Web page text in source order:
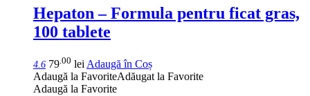
Hepaton – Formula pentru ficat gras,
100 tablete
4.6 79.00 leiAdaugă în Coș
Adaugă la FavoriteAdăugat la Favorite
Adaugă la Favorite